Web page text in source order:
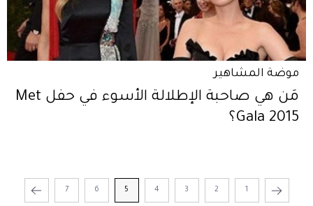
موضة المشاهير
مَن هي صاحبة الإطلالة الأسوء في حفل Met
Gala 2015؟
1
2
3
4
5
6
7